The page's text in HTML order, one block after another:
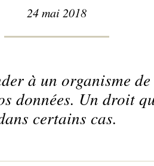
24 mai 2018
à un organisme
données. Un droit
certains cas.